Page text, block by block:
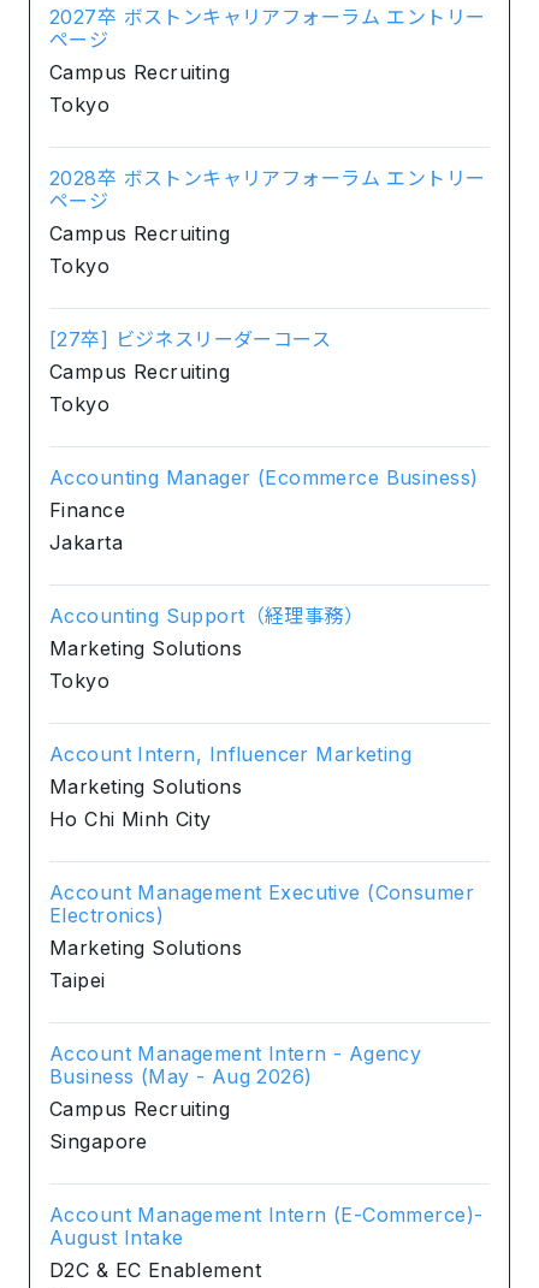
2027卒 ボストンキャリアフォーラム エントリー
ページ
Campus Recruiting
Tokyo
2028卒 ボストンキャリアフォーラム エントリー
ページ
Campus Recruiting
Tokyo
[27卒] ビジネスリーダーコース
Campus Recruiting
Tokyo
Accounting Manager (Ecommerce Business)
Finance
Jakarta
Accounting Support（経理事務）
Marketing Solutions
Tokyo
Account Intern, Influencer Marketing
Marketing Solutions
Ho Chi Minh City
Account Management Executive (Consumer
Electronics)
Marketing Solutions
Taipei
Account Management Intern - Agency
Business (May - Aug 2026)
Campus Recruiting
Singapore
Account Management Intern (E-Commerce)-
August Intake
D2C & EC Enablement